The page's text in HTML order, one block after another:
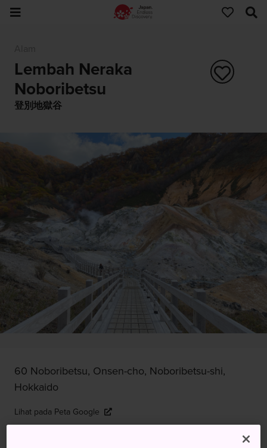
Lembah Neraka
Noboribetsu
登別地獄谷
60 Noboribetsu, Onsen-cho, Noboribetsu-shi,
Hokkaido
Lihat pada Peta Google